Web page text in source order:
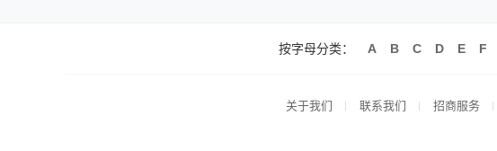
按字母分类： A B C D E F
关于我们 联系我们 招商服务